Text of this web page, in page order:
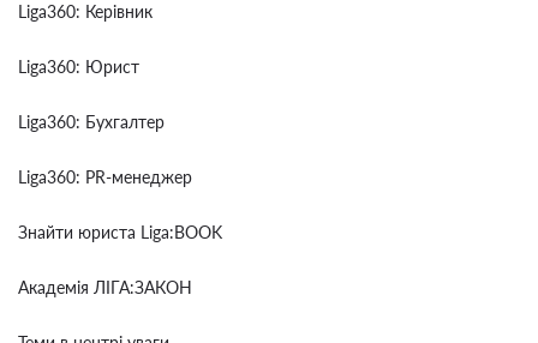
Liga360: Керівник
Liga360: Юрист
Liga360: Бухгалтер
Liga360: PR-менеджер
Знайти юриста Liga:BOOK
Академія ЛІГА:ЗАКОН